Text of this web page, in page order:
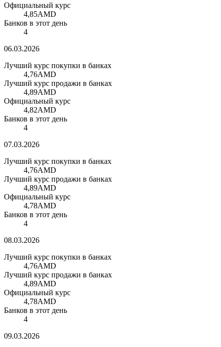
Официальный курс
4,85AMD
Банков в этот день
4
06.03.2026
Лучший курс покупки в банках
4,76AMD
Лучший курс продажи в банках
4,89AMD
Официальный курс
4,82AMD
Банков в этот день
4
07.03.2026
Лучший курс покупки в банках
4,76AMD
Лучший курс продажи в банках
4,89AMD
Официальный курс
4,78AMD
Банков в этот день
4
08.03.2026
Лучший курс покупки в банках
4,76AMD
Лучший курс продажи в банках
4,89AMD
Официальный курс
4,78AMD
Банков в этот день
4
09.03.2026